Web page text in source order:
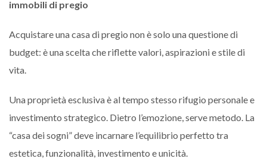
immobili di pregio
Acquistare una casa di pregio non è solo una questione di
budget: è una scelta che riflette valori, aspirazioni e stile di
vita.
Una proprietà esclusiva è al tempo stesso rifugio personale e
investimento strategico. Dietro l’emozione, serve metodo. La
“casa dei sogni” deve incarnare l’equilibrio perfetto tra
estetica, funzionalità, investimento e unicità.